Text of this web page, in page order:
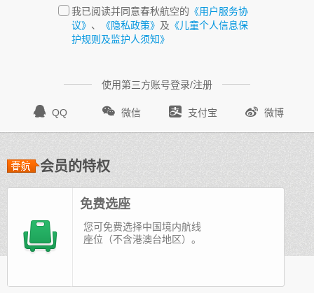
我已阅读并同意春秋航空的 《用户服务协
议》 、 《隐私政策》 及 《儿童个人信息保
护规则及监护人须知》
使用第三方账号登录/注册
 QQ  微信  支付宝  微博
会员的特权
免费选座
您可免费选择中国境内航线
座位（不含港澳台地区）。